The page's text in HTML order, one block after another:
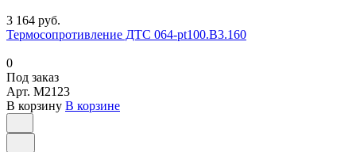
3 164 руб.
Термосопротивление ДТС 064-pt100.В3.160
0
Под заказ
Арт. M2123
В корзину В корзине